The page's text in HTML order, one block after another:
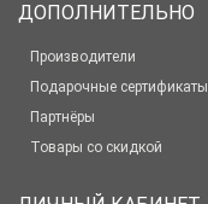
ДОПОЛНИТЕЛЬНО
Производители
Подарочные сертификаты
Партнёры
Товары со скидкой